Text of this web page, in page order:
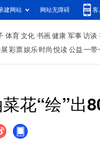
建网站 网站无障碍 客
体育 文化 书画 健康 军事 访谈
彩票娱乐 时尚 悦读 公益 一带
花“绘”出